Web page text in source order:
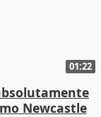
01:22
Newcastle